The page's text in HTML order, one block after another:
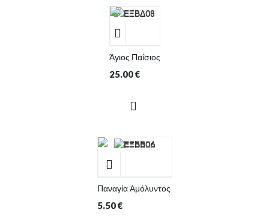
Άγιος Παΐσιος
25.00€
Παναγία Αμόλυντος
5.50€